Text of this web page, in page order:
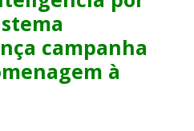
campanha
à